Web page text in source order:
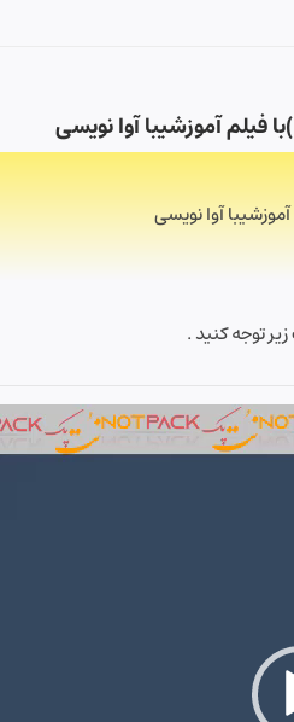
آموزشیبا آوا نویسی
آوا نویسی
توجه کنید .